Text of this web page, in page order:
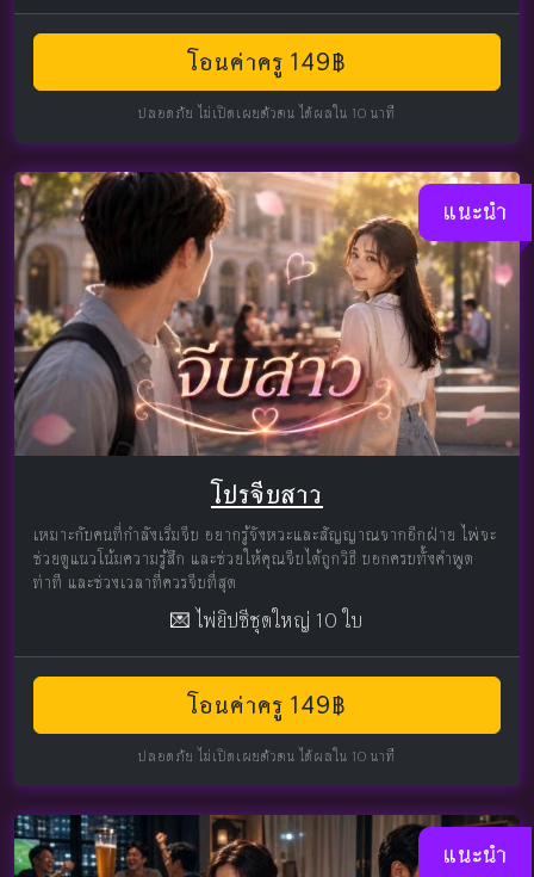
โอนค่าครู 149฿
ปลอดภัย ไม่เปิดเผยตัวตน ได้ผลใน 10 นาที
แนะนำ
โปรจีบสาว
เหมาะกับคนที่กำลังเริ่มจีบ อยากรู้จังหวะและสัญญาณจากอีกฝ่าย ไพ่จะ
ช่วยดูแนวโน้มความรู้สึก และช่วยให้คุณจีบได้ถูกวิธี บอกครบทั้งคำพูด
ท่าที และช่วงเวลาที่ควรจีบที่สุด
💌 ไพ่ยิปซีชุดใหญ่ 10 ใบ
โอนค่าครู 149฿
ปลอดภัย ไม่เปิดเผยตัวตน ได้ผลใน 10 นาที
แนะนำ